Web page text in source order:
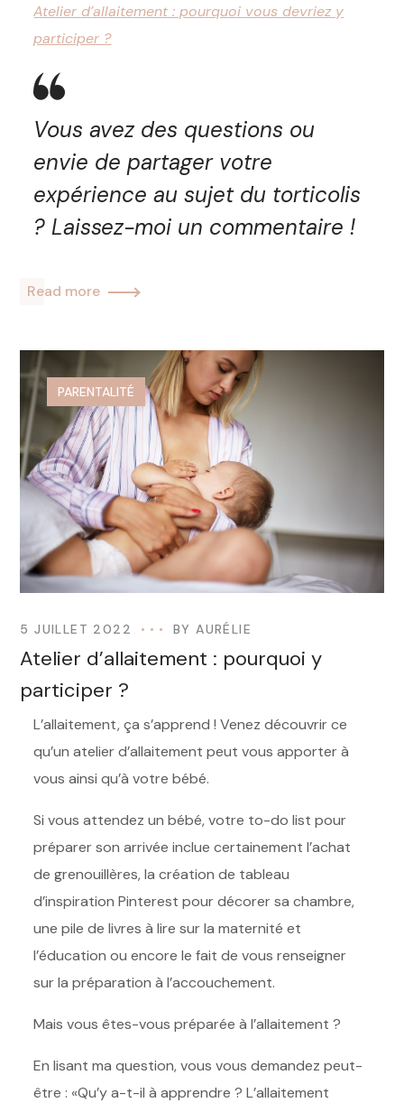
Atelier d’allaitement : pourquoi vous devriez y
participer ?
Vous avez des questions ou
envie de partager votre
expérience au sujet du torticolis
? Laissez-moi un commentaire !
Read more
PARENTALITÉ
5 JUILLET 2022 BYAURÉLIE
Atelier d’allaitement : pourquoi y
participer ?
L’allaitement, ça s’apprend ! Venez découvrir ce
qu’un atelier d’allaitement peut vous apporter à
vous ainsi qu’à votre bébé.
Si vous attendez un bébé, votre to-do list pour
préparer son arrivée inclue certainement l’achat
de grenouillères, la création de tableau
d’inspiration Pinterest pour décorer sa chambre,
une pile de livres à lire sur la maternité et
l’éducation ou encore le fait de vous renseigner
sur la préparation à l’accouchement.
Mais vous êtes-vous préparée à l’allaitement ?
En lisant ma question, vous vous demandez peut-
être : «Qu’y a-t-il à apprendre ? L’allaitement